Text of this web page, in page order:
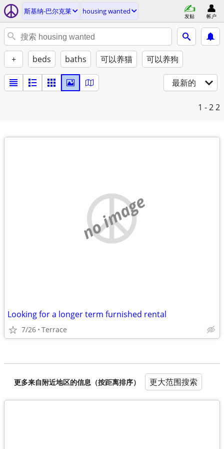
斯基纳-巴尔克莱 housing wanted
发贴 帐户
+ beds baths 可以养猫 可以养狗
最新的
1 - 22
no image
Looking for a longer term furnished rental
7/26 Terrace
更多来自附近地区的信息（按距离排序） 更大范围搜索